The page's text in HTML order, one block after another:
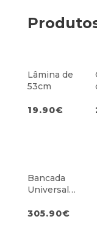
Lâmina de
53cm
19.90€
Bancada
Universal
Extensível até
305.90€